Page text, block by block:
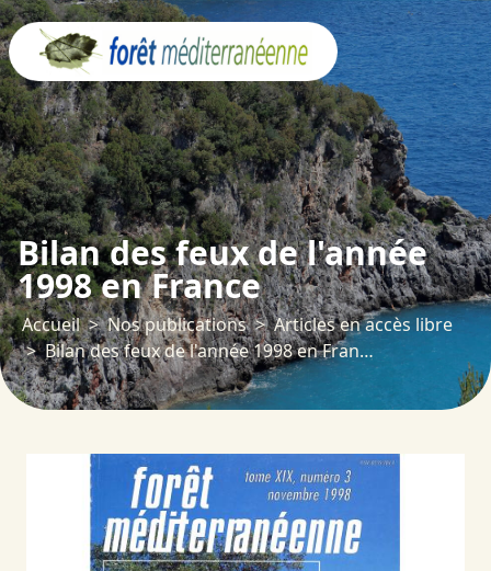
Bilan des feux de l'année
1998 en France
Accueil Nos publications
Articles en accès libre
Bilan des feux de l'année 1998 en France
Panneau de gestion des cookies